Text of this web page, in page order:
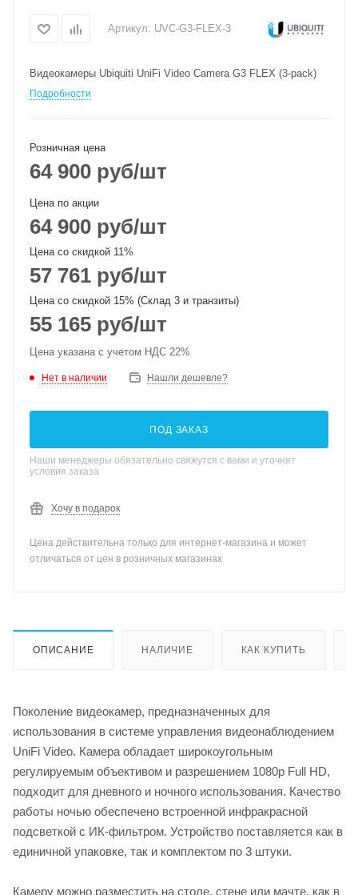
Артикул: UVC-G3-FLEX-3
Видеокамеры Ubiquiti UniFi Video Camera G3 FLEX (3-pack)
Подробности
Розничная цена
64 900 руб/шт
Цена по акции
64 900 руб/шт
Цена со скидкой 11%
57 761 руб/шт
Цена со скидкой 15% (Склад 3 и транзиты)
55 165 руб/шт
Цена указана с учетом НДС 22%
Нет в наличии Нашли дешевле?
ПОД ЗАКАЗ
Наши менеджеры обязательно свяжутся с вами и уточнят
условия заказа
Хочу в подарок
Цена действительна только для интернет-магазина и может
отличаться от цен в розничных магазинах
ОПИСАНИЕ НАЛИЧИЕ КАК КУПИТЬ
Поколение видеокамер, предназначенных для
использования в системе управления видеонаблюдением
UniFi Video. Камера обладает широкоугольным
регулируемым объективом и разрешением 1080p Full HD,
подходит для дневного и ночного использования. Качество
работы ночью обеспечено встроенной инфракрасной
подсветкой с ИК-фильтром. Устройство поставляется как в
единичной упаковке, так и комплектом по 3 штуки.
Камеру можно разместить на столе, стене или мачте, как в